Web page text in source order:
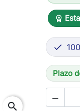
search
workspace_premium

Plazo
